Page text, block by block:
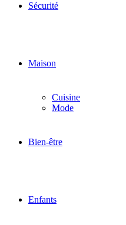
Sécurité
Maison
Cuisine
Mode
Bien-être
Enfants